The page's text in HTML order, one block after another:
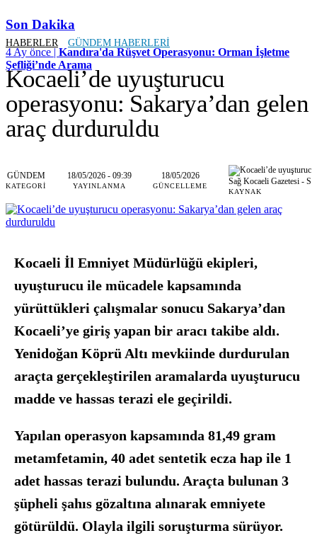
Son Dakika
4 Ay önce | Kandıra'da Rüşvet Operasyonu: Orman İşletme
Şefliği’nde Arama
HABERLER GÜNDEM HABERLERI
Kocaeli’de uyuşturucu
operasyonu: Sakarya’dan gelen
araç durduruldu
GÜNDEM
KATEGORI
18/05/2026 - 09:39
YAYINLANMA
18/05/2026
GÜNCELLEME Sağ Kocaeli Gazetesi -
KAYNAK
Kocaeli İl Emniyet Müdürlüğü ekipleri,
uyuşturucu ile mücadele kapsamında
yürüttükleri çalışmalar sonucu Sakarya’dan
Kocaeli’ye giriş yapan bir aracı takibe aldı.
Yenidoğan Köprü Altı mevkiinde durdurulan
araçta gerçekleştirilen aramalarda uyuşturucu
madde ve hassas terazi ele geçirildi.
Yapılan operasyon kapsamında 81,49 gram
metamfetamin, 40 adet sentetik ecza hap ile 1
adet hassas terazi bulundu. Araçta bulunan 3
şüpheli şahıs gözaltına alınarak emniyete
götürüldü. Olayla ilgili soruşturma sürüyor.